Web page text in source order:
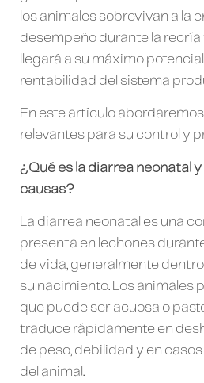
los animales sobrevivan a la
desempeño durante la recría
llegará a su máximo
rentabilidad del sistema
En este artículo
relevantes para su control y
¿Qué es la diarrea neonatal
causas?
La diarrea neonatal es una
presenta en lechones
de vida, generalmente
su nacimiento. Los animales
que puede ser acuosa o
traduce rápidamente en
de peso, debilidad y en
del animal.